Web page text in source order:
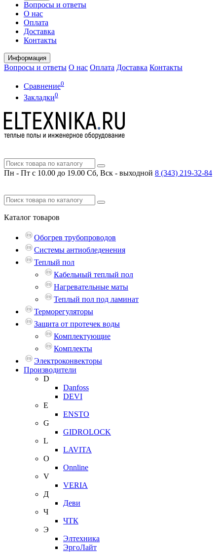
Вопросы и ответы
О нас
Оплата
Доставка
Контакты
Информация
Вопросы и ответы О нас Оплата Доставка Контакты
Сравнение0
Закладки0
Пн - Пт с 10.00 до 19.00 Сб, Вск - выходной 8 (343) 219-32-84
Каталог товаров
Обогрев трубопроводов
Системы антиобледенения
Теплый пол
Кабельный теплый пол
Нагревательные маты
Теплый пол под ламинат
Терморегуляторы
Защита от протечек воды
Комплектующие
Комплекты
Электроконвекторы
Производители
D
Danfoss
DEVI
E
ENSTO
G
GIDROLOCK
L
LAVITA
O
Onnline
V
VERIA
Д
Деви
Ч
ЧТК
Э
Элтехника
ЭргоЛайт